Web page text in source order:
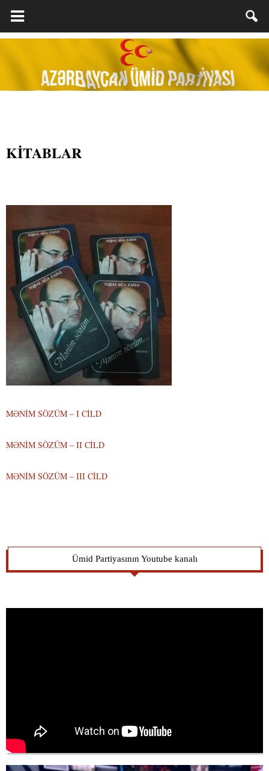
KİTABLAR
MƏNİM SÖZÜM – I CİLD
MƏNİM SÖZÜM – II CİLD
MƏNİM SÖZÜM – III CİLD
Ümid Partiyasının Youtube kanalı